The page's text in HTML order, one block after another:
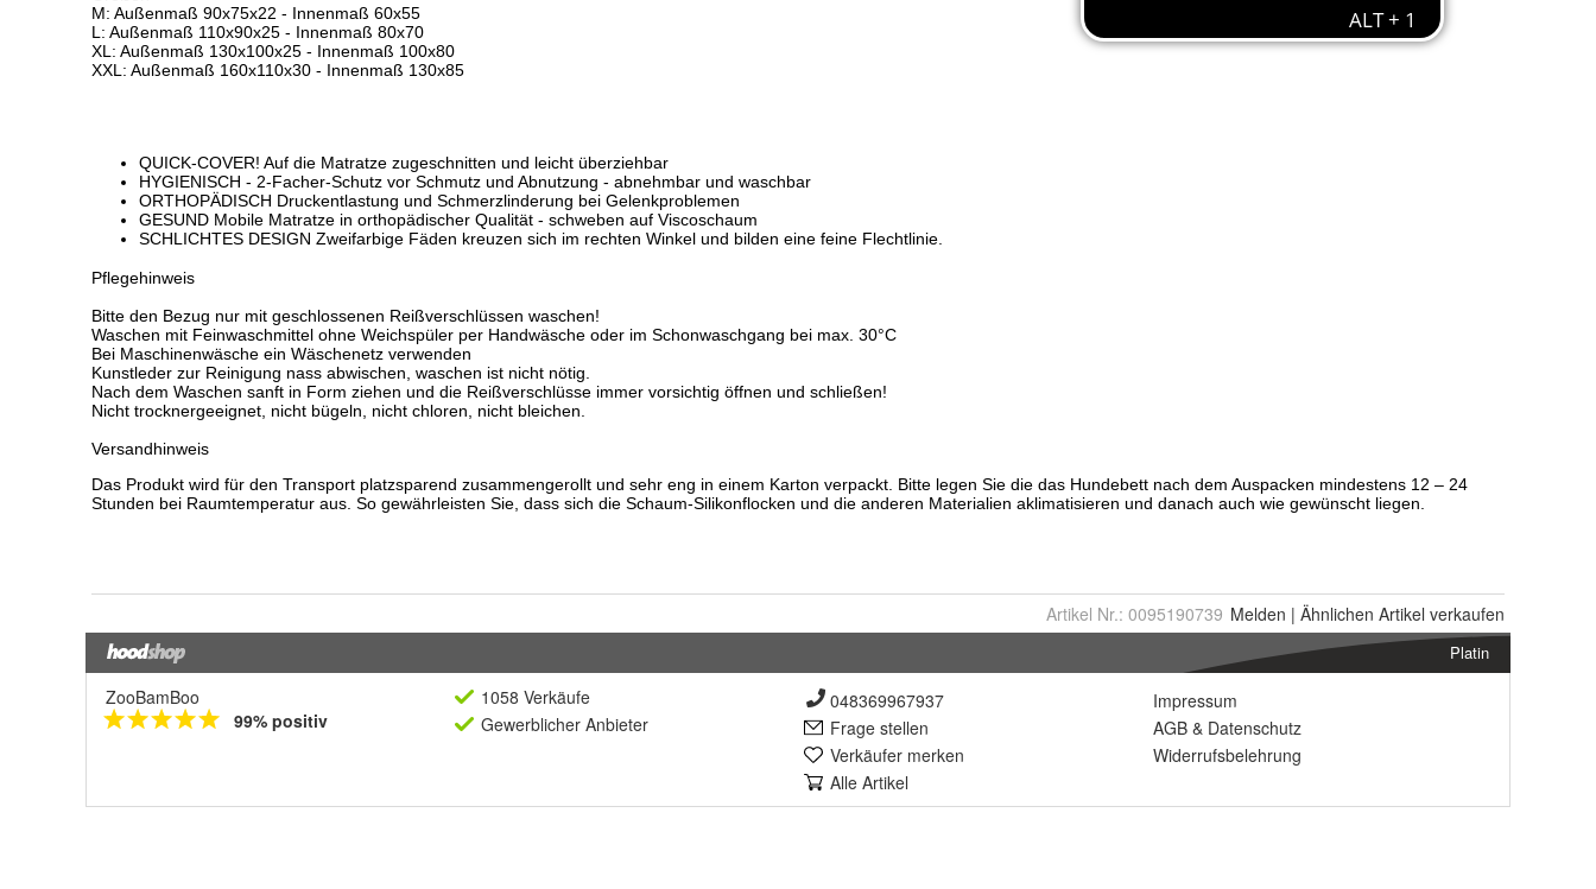
Artikel Nr.: 0095190739 Melden | Ähnlichen Artikel verkaufen
Platin
ZooBamBoo
99% positiv
1058 Verkäufe
Gewerblicher Anbieter
048369967937
Frage stellen
Verkäufer merken
Alle Artikel
Impressum
AGB & Datenschutz
Widerrufsbelehrung